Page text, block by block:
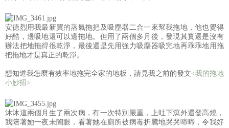
安德烈用我最新買的蒸氣拖把及吸塵器二合一來幫我拖地，他也覺得
好酷，邊吸地還可以邊拖地。但用了兩個多月後，發現其實還是沒有
辦法把地拖得很乾淨，最後還是先用強力吸塵器吸完地再乖乖地用拖
把拖地才是真正的乾淨。
想知道我怎麼有效率地拖完全家的地板，請見我之前的發文<我的拖地
小妙招>
沐沐這兩個月生了兩次病，有一次特別嚴重，上吐下瀉外還發高燒，
我陪著她一夜未闔眼，看著她在廁所被病毒折騰地哭哭啼啼，令我好